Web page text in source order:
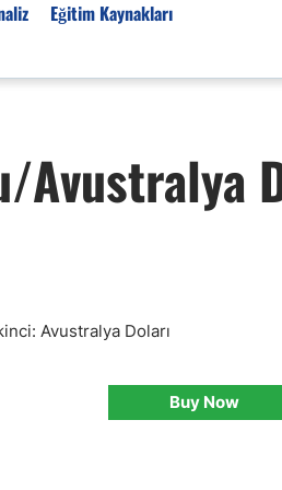
Eğitim Kaynakları
Avustralya
Avustralya Doları
Buy Now